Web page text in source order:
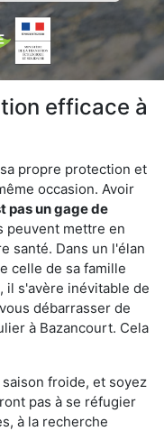
efficace à
propre protection et
occasion. Avoir
pas un gage de
peuvent mettre en
santé. Dans un l'élan
celle de sa famille
il s'avère inévitable de
débarrasser de
à Bazancourt. Cela
froide, et soyez
pas à se réfugier
à la recherche